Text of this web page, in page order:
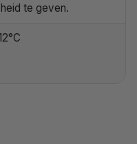
te geven.